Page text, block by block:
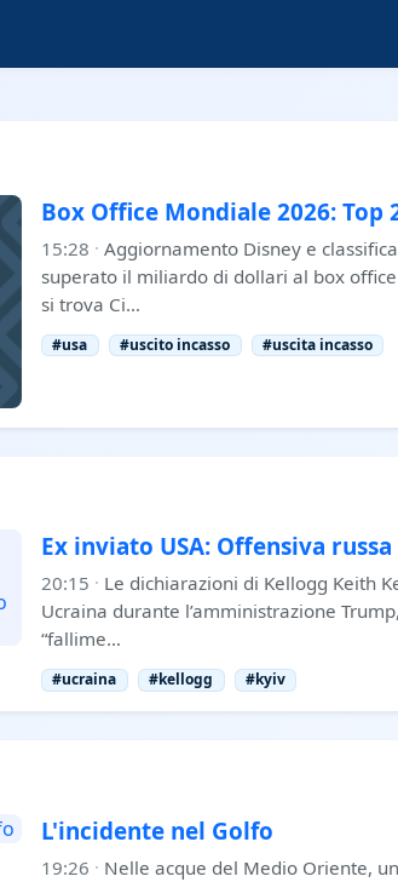
Box Office Mondiale 2026:
15:28 · Aggiornamento Disney e
superato il miliardo di dollari al box
si trova Ci…
#usa #uscito incasso #uscita incasso
Ex inviato USA: Offensiva
20:15 · Le dichiarazioni di Kellogg Keith
Ucraina durante l’amministrazione
“fallime…
#ucraina #kellogg #kyiv
L'incidente nel Golfo
19:26 · Nelle acque del Medio Oriente,